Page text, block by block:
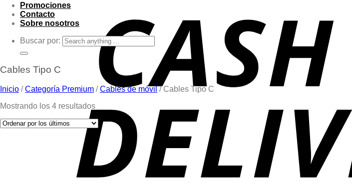
Promociones
Contacto
Sobre nosotros
Buscar por:
Cables Tipo C
Inicio / Categoría Premium / Cables de móvil /Cables Tipo C
Mostrando los 4 resultados